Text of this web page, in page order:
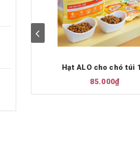
Hạt ALO cho chó túi
85.000₫